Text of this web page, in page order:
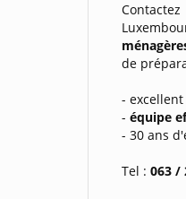
de
-
-équipe
- 30 ans
Tel :063 /